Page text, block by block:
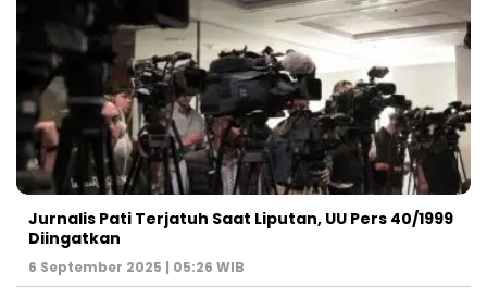
Jurnalis Pati Terjatuh Saat Liputan, UU Pers 40/1999
Diingatkan
6 September 2025 | 05:26 WIB